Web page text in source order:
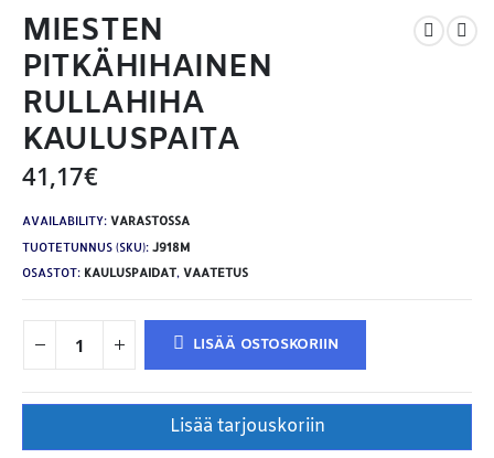
MIESTEN
PITKÄHIHAINEN
RULLAHIHA
KAULUSPAITA
41,17€
AVAILABILITY: VARASTOSSA
TUOTETUNNUS (SKU): J918M
OSASTOT: KAULUSPAIDAT, VAATETUS
LISÄÄ OSTOSKORIIN
Lisää tarjouskoriin